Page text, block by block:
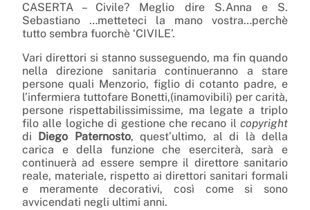
CASERTA – Civile? Meglio dire S.Anna e S.
Sebastiano …metteteci la mano vostra…perchè
tutto sembra fuorchè ‘CIVILE’.
Vari direttori si stanno susseguendo, ma fin quando
nella direzione sanitaria continueranno a stare
persone quali Menzorio, figlio di cotanto padre, e
l’infermiera tuttofare Bonetti,(inamovibili) per carità,
persone rispettabilissimissime, ma legate a triplo
filo alle logiche di gestione che recano il copyright
di
Diego Paternosto, quest’ultimo, al di là della
carica e della funzione che eserciterà, sarà e
continuerà ad essere sempre il direttore sanitario
reale, materiale, rispetto ai direttori sanitari formali
e meramente decorativi, così come si sono
avvicendati negli ultimi anni.